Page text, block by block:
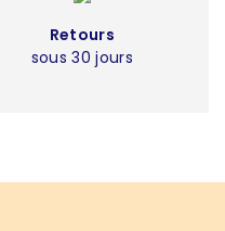
Retours
sous 30 jours